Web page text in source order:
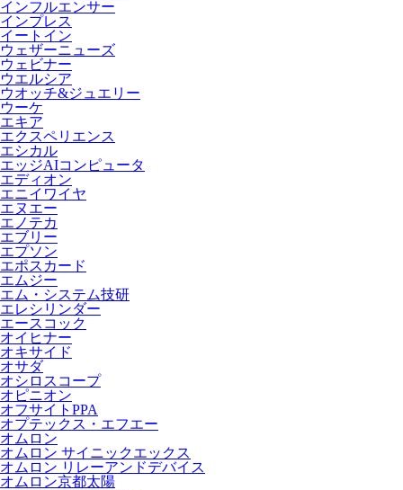
インフルエンサー
インプレス
イートイン
ウェザーニューズ
ウェビナー
ウエルシア
ウオッチ&ジュエリー
ウーケ
エキア
エクスペリエンス
エシカル
エッジAIコンピュータ
エディオン
エニイワイヤ
エヌエー
エノテカ
エブリー
エプソン
エポスカード
エムジー
エム・システム技研
エレシリンダー
エースコック
オイヒナー
オキサイド
オサダ
オシロスコープ
オピニオン
オフサイトPPA
オプテックス・エフエー
オムロン
オムロン サイニックエックス
オムロン リレーアンドデバイス
オムロン京都太陽